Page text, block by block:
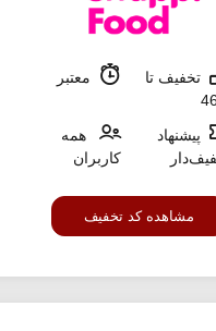
تخفیف تا
معتبر
پیشنهاد
همه
کاربران
مشاهده کد تخفیف